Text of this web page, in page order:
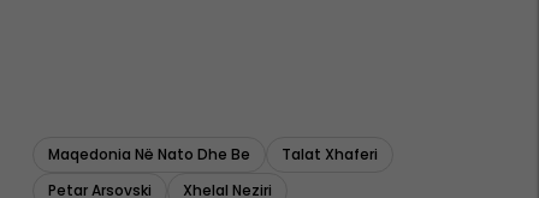
Maqedonia Në Nato Dhe Be
Talat Xhaferi
Petar Arsovski
Xhelal Neziri